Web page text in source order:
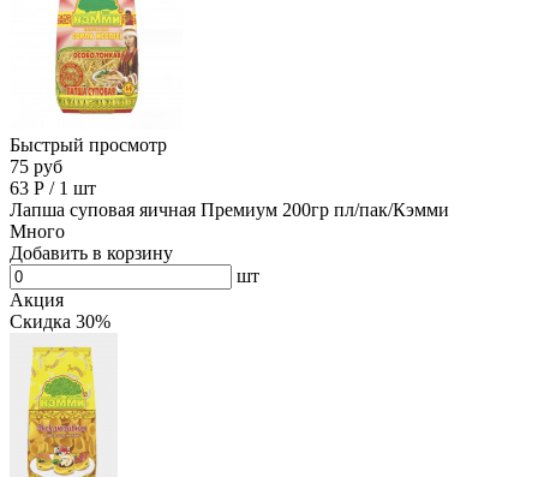
Быстрый просмотр
75 руб
63 Р / 1 шт
Лапша суповая яичная Премиум 200гр пл/пак/Кэмми
Много
Добавить в корзину
шт
Акция
Скидка 30%